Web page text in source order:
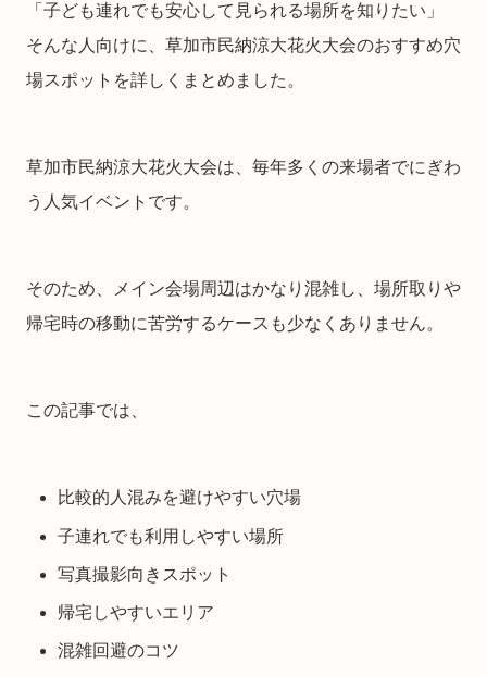
「子ども連れでも安心して見られる場所を知りたい」
そんな人向けに、草加市民納涼大花火大会のおすすめ穴
場スポットを詳しくまとめました。
草加市民納涼大花火大会は、毎年多くの来場者でにぎわ
う人気イベントです。
そのため、メイン会場周辺はかなり混雑し、場所取りや
帰宅時の移動に苦労するケースも少なくありません。
この記事では、
比較的人混みを避けやすい穴場
子連れでも利用しやすい場所
写真撮影向きスポット
帰宅しやすいエリア
混雑回避のコツ